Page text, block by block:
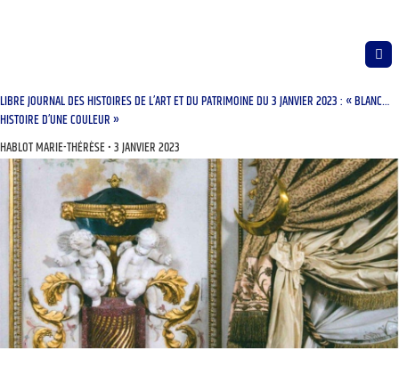
LIBRE JOURNAL DES HISTOIRES DE L’ART ET DU PATRIMOINE DU 3 JANVIER 2023 : « BLANC…
HISTOIRE D’UNE COULEUR »
HABLOT MARIE-THÉRÈSE 3 JANVIER 2023